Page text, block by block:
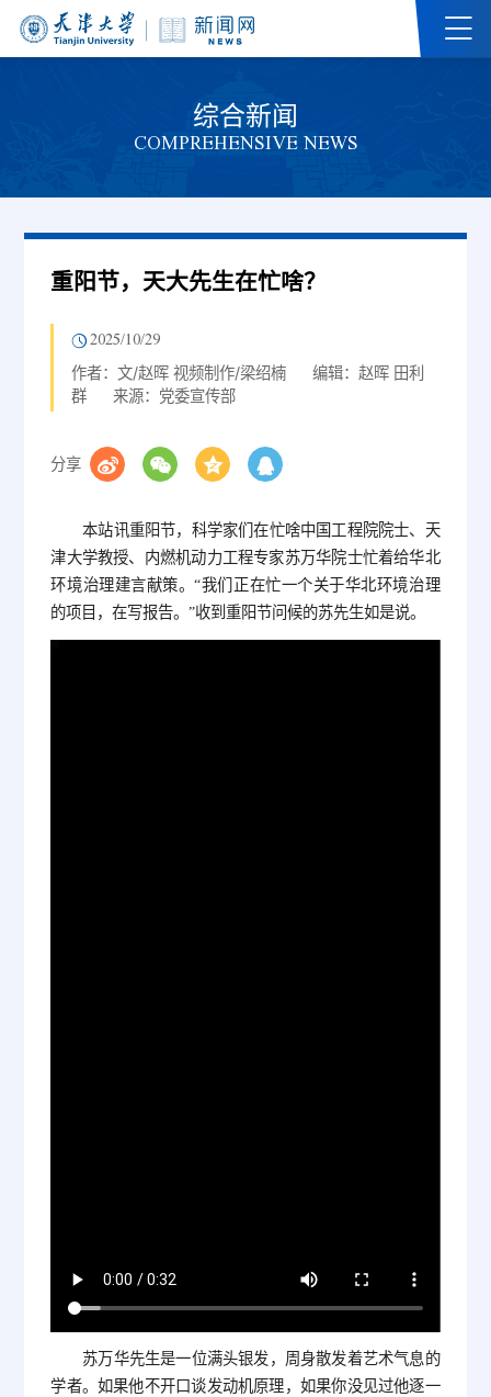
综合新闻
COMPREHENSIVE NEWS
重阳节，天大先生在忙啥？
2025/10/29
作者：文/赵晖 视频制作/梁绍楠
编辑：赵晖 田利
群
来源：党委宣传部
分享
本站讯重阳节，科学家们在忙啥中国工程院院士、天
津大学教授、内燃机动力工程专家苏万华院士忙着给华北
环境治理建言献策。“我们正在忙一个关于华北环境治理
的项目，在写报告。”收到重阳节问候的苏先生如是说。
苏万华先生是一位满头银发，周身散发着艺术气息的
学者。如果他不开口谈发动机原理，如果你没见过他逐一